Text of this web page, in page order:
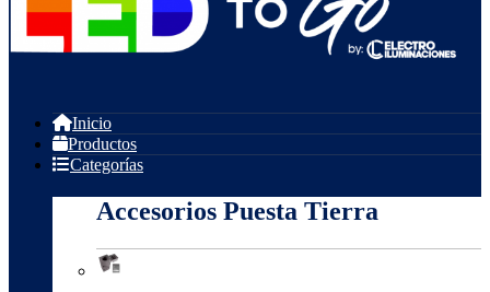
Inicio
Productos
Categorías
Accesorios Puesta Tierra